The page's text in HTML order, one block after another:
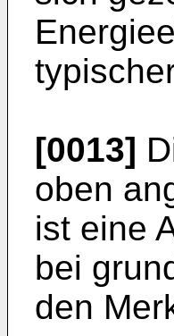
[0013]
oben
ist eine
bei
den